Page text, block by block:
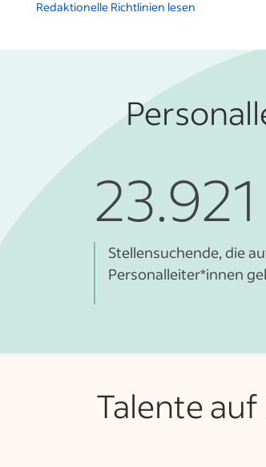
Redaktionelle Richtlinien lesen
23.921
Stellensuchende, die
Personalleiter*innen
Talente